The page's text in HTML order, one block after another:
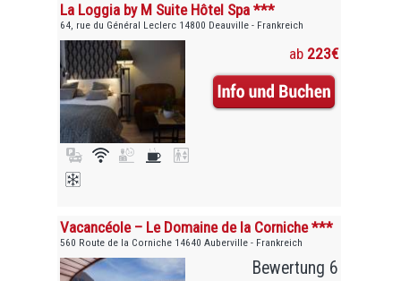
La Loggia by M Suite Hôtel Spa ***
64, rue du Général Leclerc 14800 Deauville - Frankreich
ab 223€
Vacancéole – Le Domaine de la Corniche ***
560 Route de la Corniche 14640 Auberville - Frankreich
Bewertung 6